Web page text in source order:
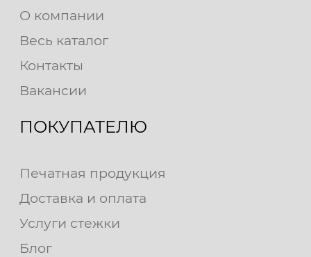
О компании
Весь каталог
Контакты
Вакансии
ПОКУПАТЕЛЮ
Печатная продукция
Доставка и оплата
Услуги стежки
Блог